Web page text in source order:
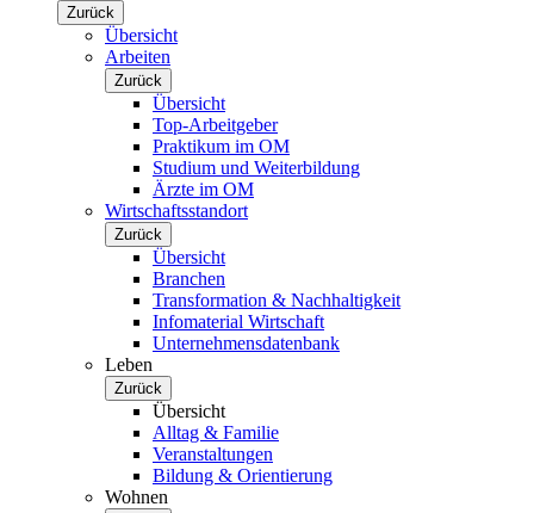
Zurück
Übersicht
Arbeiten
Zurück
Übersicht
Top-Arbeitgeber
Praktikum im OM
Studium und Weiterbildung
Ärzte im OM
Wirtschaftsstandort
Zurück
Übersicht
Branchen
Transformation & Nachhaltigkeit
Infomaterial Wirtschaft
Unternehmensdatenbank
Leben
Zurück
Übersicht
Alltag & Familie
Veranstaltungen
Bildung & Orientierung
Wohnen